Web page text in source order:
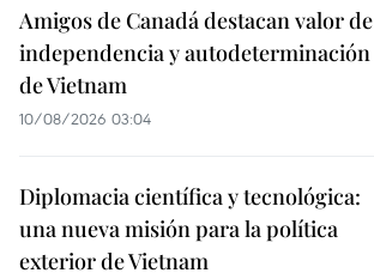
Amigos de Canadá destacan valor de
independencia y autodeterminación
de Vietnam
10/08/2026 03:04
Diplomacia científica y tecnológica:
una nueva misión para la política
exterior de Vietnam